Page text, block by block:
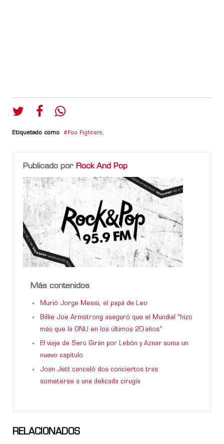
Etiquetado como Foo Fighters,
Publicado por Rock And Pop
Más contenidos
Murió Jorge Messi, el papá de Leo
Billie Joe Armstrong aseguró que el Mundial “hizo
más que la ONU en los últimos 20 años”
El viaje de Serú Girán por Lebón y Aznar suma un
nuevo capítulo
Joan Jett canceló dos conciertos tras
someterse a una delicada cirugía
RELACIONADOS